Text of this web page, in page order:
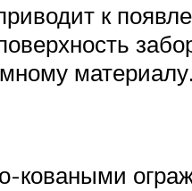
к
материалу.
коваными